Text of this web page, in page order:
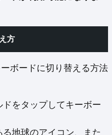
方
ボードに切り替える方法
をタップしてキーボー
地球のアイコン、また